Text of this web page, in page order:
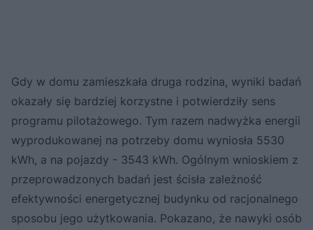
Gdy w domu zamieszkała druga rodzina, wyniki badań
okazały się bardziej korzystne i potwierdziły sens
programu pilotażowego. Tym razem nadwyżka energii
wyprodukowanej na potrzeby domu wyniosła 5530
kWh, a na pojazdy - 3543 kWh. Ogólnym wnioskiem z
przeprowadzonych badań jest ścisła zależność
efektywności energetycznej budynku od racjonalnego
sposobu jego użytkowania. Pokazano, że nawyki osób